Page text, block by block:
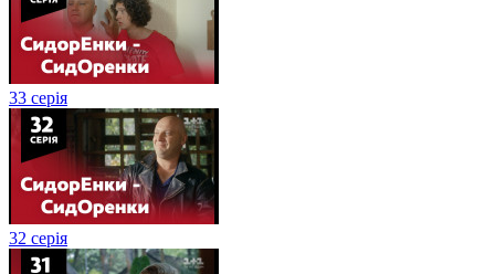
33 серія
32 серія